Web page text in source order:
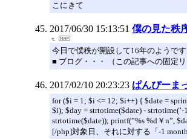
こにきて
2017/06/30 15:13:51 僕の見た秩
今日で僕秩が開設して16年のようで
■ ブログ・・・ （この記事への固定リ
2017/02/10 20:23:23 ぱんぴーま
for ($i = 1; $i <= 12; $i++) { $date =
$i); $day = strtotime($date) - strtotime(’-1
strtotime($date)); printf(”%s %d￥n”,
[/php]対象日、それに対する「-1 month